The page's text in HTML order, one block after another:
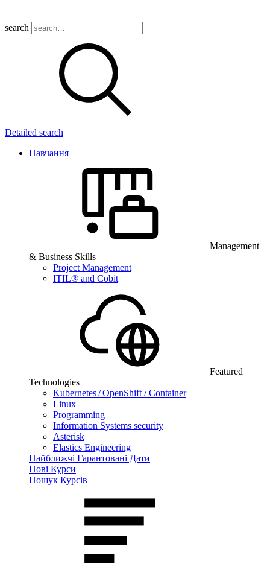
search
Detailed search
Навчання
Management
& Business Skills
Project Management
ITIL® and Cobit
Featured
Technologies
Kubernetes / OpenShift / Container
Linux
Programming
Information Systems security
Asterisk
Elastics Engineering
Найближчі Гарантовані Дати
Нові Курси
Пошук Курсів